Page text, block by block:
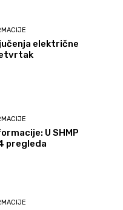
električne
U SHMP
pregleda